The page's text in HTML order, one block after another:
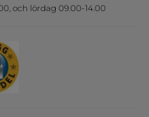
och lördag 09.00-14.00